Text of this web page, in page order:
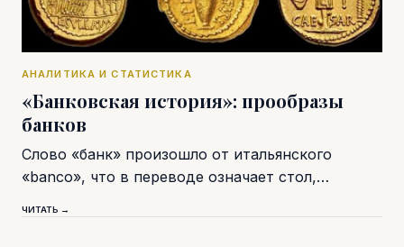
АНАЛИТИКА И СТАТИСТИКА
«Банковская история»: прообразы
банков
Слово «банк» произошло от итальянского
«banco», что в переводе означает стол,…
ЧИТАТЬ →